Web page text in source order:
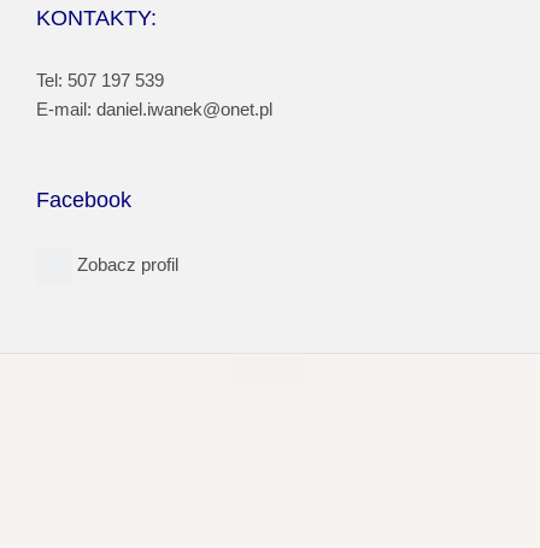
KONTAKTY:
Tel: 507 197 539
E-mail: daniel.iwanek@onet.pl
Facebook
Zobacz profil